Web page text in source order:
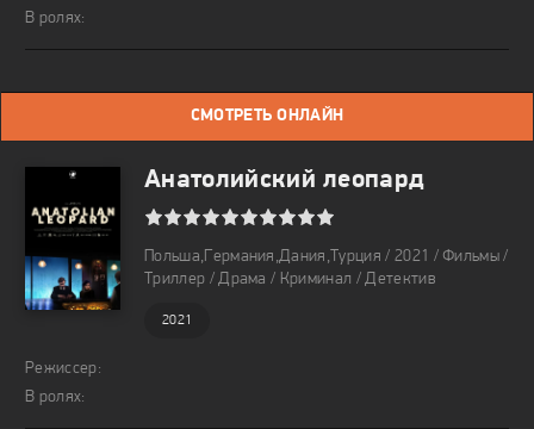
В ролях:
СМОТРЕТЬ ОНЛАЙН
Анатолийский леопард
1 2 3 4 5 7 8 9 10
Польша,Германия,Дания,Турция / 2021 / Фильмы /
Триллер / Драма / Криминал / Детектив
2021
Режиссер:
В ролях: